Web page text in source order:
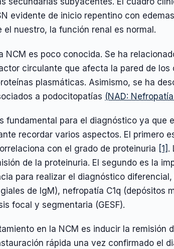
evidente de inicio repentino con
el nuestro, la función renal es normal.
NCM es poco conocida. Se ha
circulante que afecta la pared de
plasmáticas. Asimismo, se ha
a podocitopatías (NAD:
fundamental para el diagnóstico ya que
recordar varios aspectos. El primero
con el grado de proteinuria [1] .
de la proteinuria. El segundo es la
para realizar el diagnóstico
de IgM), nefropatía C1q (depósitos
focal y segmentaria (GESF).
en la NCM es inducir la remisión
rápida una vez confirmado el